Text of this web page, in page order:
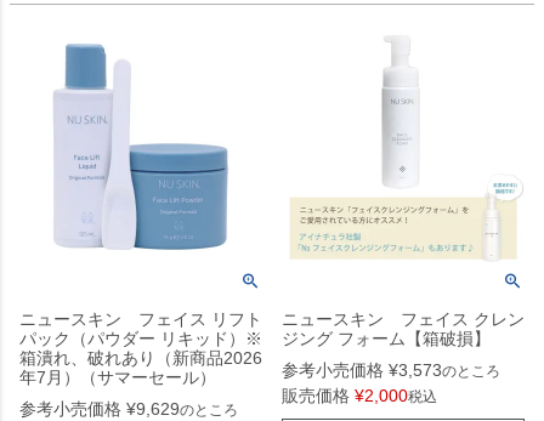
ニュースキン フェイス リフト
パック（パウダー リキッド）※
箱潰れ、破れあり（新商品2026
年7月）（サマーセール）
参考小売価格 ¥9,629のところ
ニュースキン フェイス クレン
ジング フォーム【箱破損】
参考小売価格 ¥3,573のところ
販売価格 ¥2,000税込